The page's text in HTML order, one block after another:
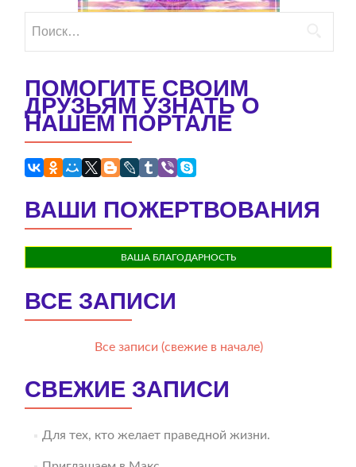
ПОМОГИТЕ СВОИМ
ДРУЗЬЯМ УЗНАТЬ О
НАШЕМ ПОРТАЛЕ
ВАШИ ПОЖЕРТВОВАНИЯ
ВАША БЛАГОДАРНОСТЬ
ВСЕ ЗАПИСИ
Все записи (свежие в начале)
СВЕЖИЕ ЗАПИСИ
Для тех, кто желает праведной жизни.